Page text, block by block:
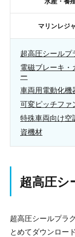
マリンレジ
超高圧シールプ
電磁ブレーキ・
ー
車両用電動化機
可変ピッチファ
特殊車両向け空
資機材
超高圧シ
超高圧シールプラ
とめてダウンロー